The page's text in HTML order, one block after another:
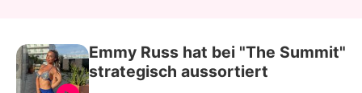
Emmy Russ hat bei "The Summit"
strategisch aussortiert